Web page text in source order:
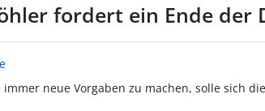
fordert ein Ende der
neue Vorgaben zu machen, solle sich